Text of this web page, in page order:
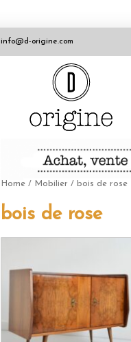
info@d-origine.com
Home / Mobilier / bois de rose
bois de rose